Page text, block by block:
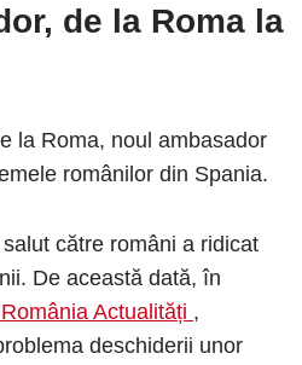
de la Roma la
la Roma, noul ambasador
românilor din Spania.
către români a ridicat
De această dată, în
Actualități ,
deschiderii unor